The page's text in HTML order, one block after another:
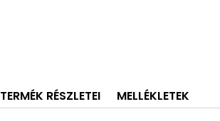
TERMÉK RÉSZLETEI MELLÉKLETEK